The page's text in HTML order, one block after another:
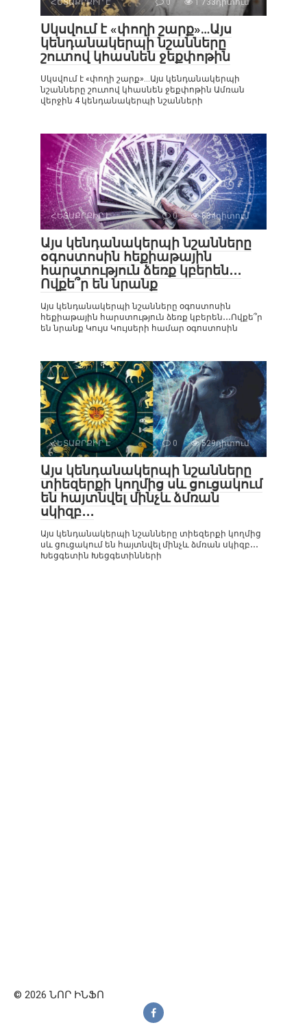
ՀԵՏԱՔՐՔԻՐ Է 0 1 733դիտում
Սկսվում է «փողի շարք»…Այս
կենդանակերպի նշանները
շուտով կհասնեն ջեքփոթին
Սկսվում է «փողի շարք»…Այս կենդանակերպի
նշանները շուտով կհասնեն ջեքփոթին Ամռան
վերջին 4 կենդանակերպի նշանների
ՀԵՏԱՔՐՔԻՐ Է 0 834դիտում
Այս կենդանակերպի նշանները
օգոստոսին հեքիաթային
հարստություն ձեռք կբերեն․․․
Ովքե՞ր են նրանք
Այս կենդանակերպի նշանները օգոստոսին
հեքիաթային հարստություն ձեռք կբերեն․․․Ովքե՞ր
են նրանք Կույս Կույսերի համար օգոստոսին
ՀԵՏԱՔՐՔԻՐ Է 0 529դիտում
Այս կենդանակերպի նշանները
տիեզերքի կողմից սև ցուցակում
են հայտնվել մինչև ձմռան
սկիզբ․․․
Այս կենդանակերպի նշանները տիեզերքի կողմից
սև ցուցակում են հայտնվել մինչև ձմռան սկիզբ․․․
Խեցգետին Խեցգետինների
© 2026 ՆՈՐ ԻՆՖՈ